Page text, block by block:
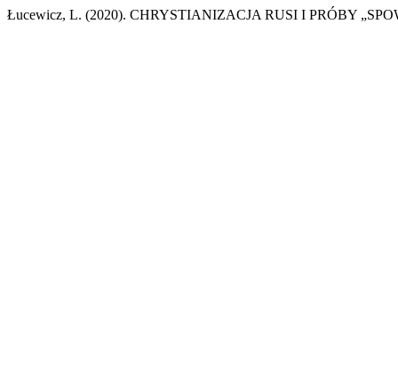
Łucewicz, L. (2020). CHRYSTIANIZACJA RUSI I PRÓBY